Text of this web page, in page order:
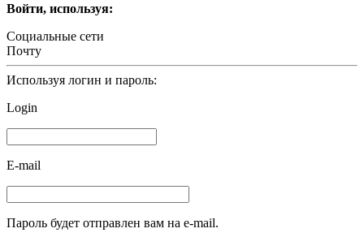
Войти, используя:
Социальные сети
Почту
Используя логин и пароль:
Login
E-mail
Пароль будет отправлен вам на e-mail.